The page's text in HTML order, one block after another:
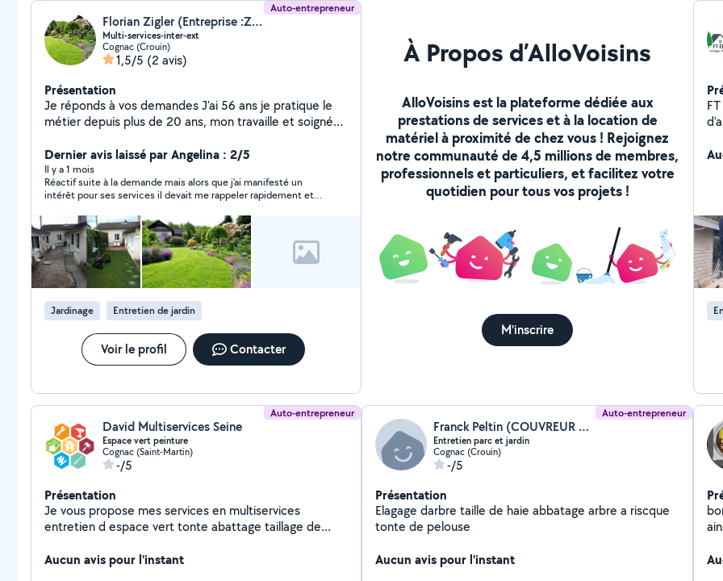
Auto-entrepreneur
Florian Zigler (Entreprise :Zigler.P.P.M.C.)
Multi-services-inter-ext
Cognac (Crouin)
1,5/5 (2 avis)
Présentation
Je réponds à vos demandes J'ai 56 ans je pratique le
métier depuis plus de 20 ans, mon travaille et soigné
peux me déplacer dans un rayon de 100klm,je suis a
l'écoute Pour toute questions , Hésitez pas à me
contacter aux: 06-78-38-80-95 Merci à vous.
Dernier avis laissé par Angelina : 2/5
Il y a 1 mois
Réactif suite à la demande mais alors que j’ai manifesté un
intérêt pour ses services il devait me rappeler rapidement et
inspire pas confiance pour la suite.
Jardinage Entretien de jardin
Voir le profil Contacter
À Propos d’AlloVoisins
AlloVoisins est la plateforme dédiée aux
prestations de services et à la location de
matériel à proximité de chez vous ! Rejoignez
notre communauté de 4,5 millions de membres,
professionnels et particuliers, et facilitez votre
quotidien pour tous vos projets !
M'inscrire
Auto-entrepreneur
David Multiservices Seine
Espace vert peinture
Cognac (Saint-Martin)
-/5
Présentation
Je vous propose mes services en multiservices
entretien d espace vert tonte abattage taillage de
pose de clôture
Aucun avis pour l'instant
Auto-entrepreneur
Franck Peltin (COUVREUR FRANCK)
Entretien parc et jardin
Cognac (Crouin)
-/5
Présentation
Elagage darbre taille de haie abbatage arbre a riscque
tonte de pelouse
Aucun avis pour l'instant